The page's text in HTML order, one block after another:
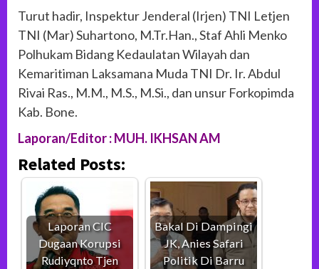
Turut hadir, Inspektur Jenderal (Irjen) TNI Letjen
TNI (Mar) Suhartono, M.Tr.Han., Staf Ahli Menko
Polhukam Bidang Kedaulatan Wilayah dan
Kemaritiman Laksamana Muda TNI Dr. Ir. Abdul
Rivai Ras., M.M., M.S., M.Si., dan unsur Forkopimda
Kab. Bone.
Laporan/Editor : MUH. IKHSAN AM
Related Posts:
Laporan CIC
Dugaan Korupsi
Rudiyqnto Tjen
Bakal Di Dampingi
JK, Anies Safari
Politik Di Barru